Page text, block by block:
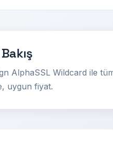
AlphaSSL Wildcard ile
uygun fiyat.